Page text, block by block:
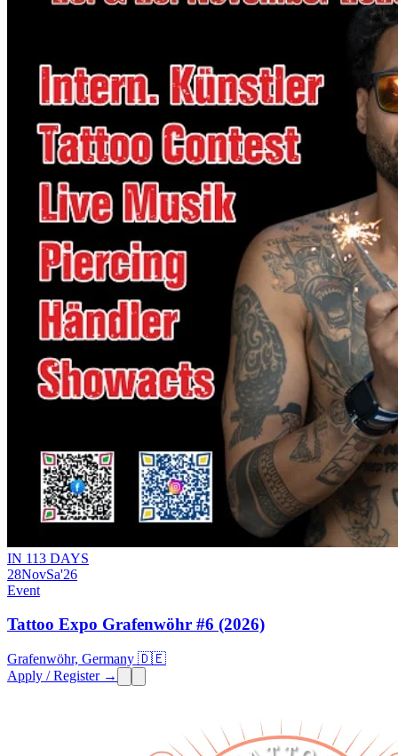
IN 113 DAYS
28NovSa'26
Event
Tattoo Expo Grafenwöhr #6 (2026)
Grafenwöhr, Germany 🇩🇪
Apply / Register →